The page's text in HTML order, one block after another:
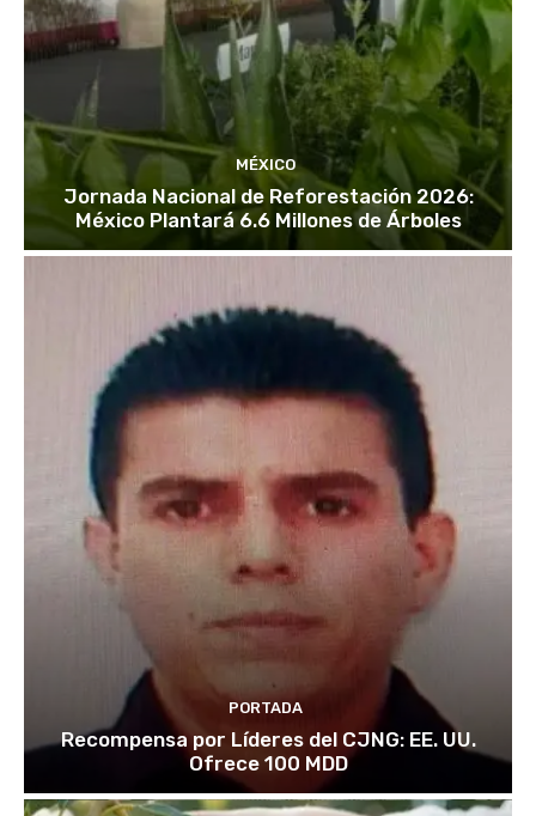
MÉXICO
Jornada Nacional de Reforestación 2026:
México Plantará 6.6 Millones de Árboles
PORTADA
Recompensa por Líderes del CJNG: EE. UU.
Ofrece 100 MDD